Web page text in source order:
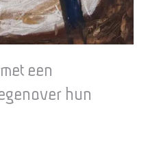
een
hun